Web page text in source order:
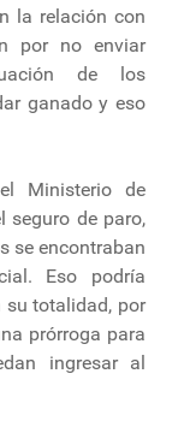
la relación con
por no enviar
de los
ganado y eso
Ministerio de
seguro de paro,
se encontraban
Eso podría
su totalidad, por
prórroga para
ingresar al